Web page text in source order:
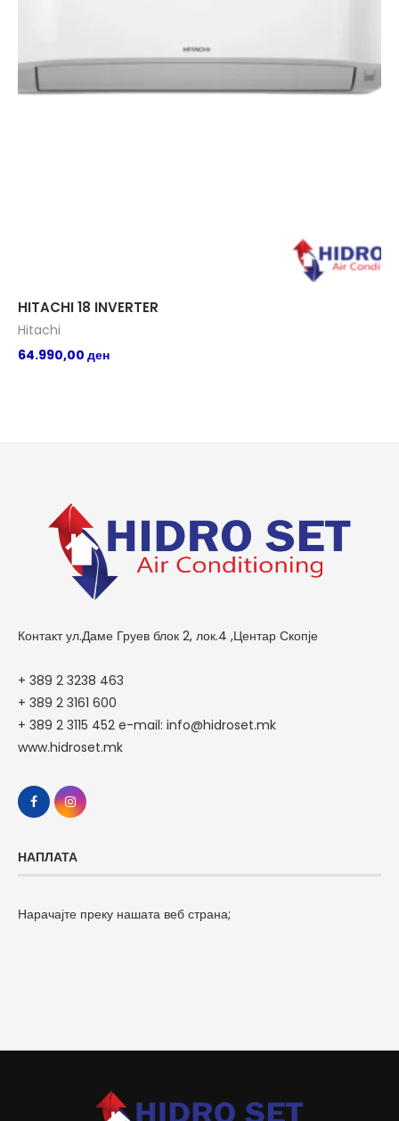
HITACHI 18 INVERTER
Hitachi
64.990,00 ден
Контакт ул.Даме Груев блок 2, лок.4 ,Центар Скопје
+ 389 2 3238 463
+ 389 2 3161 600
+ 389 2 3115 452 e-mail: info@hidroset.mk
www.hidroset.mk
НАПЛАТА
Нарачајте преку нашата веб страна;